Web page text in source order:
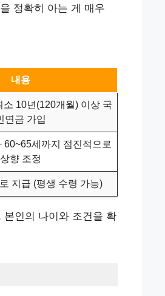
정확히 아는 게 매우
내용
소 10년(120개월) 이상 국
연금 가입
60~65세까지 점진적으로
상향 조정
지급 (평생 수령 가능)
인의 나이와 조건을 확